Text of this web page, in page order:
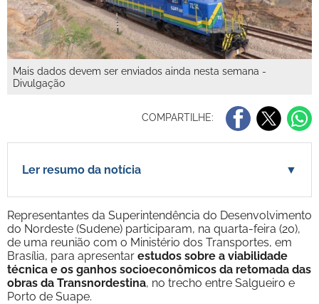
Mais dados devem ser enviados ainda nesta semana -
Divulgação
COMPARTILHE:
Ler resumo da notícia ▼
Representantes da Superintendência do Desenvolvimento
do Nordeste (Sudene) participaram, na quarta-feira (20),
de uma reunião com o Ministério dos Transportes, em
Brasília, para apresentar estudos sobre a viabilidade
técnica e os ganhos socioeconômicos da retomada das
obras da Transnordestina, no trecho entre Salgueiro e
Porto de Suape.